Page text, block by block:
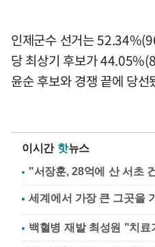
인제군수 선거는
당 최상기 후보가
윤순 후보와 경쟁 끝에 당선
이시간 핫뉴스
"서장훈, 28억에 산 서초
백혈병 재발 최성원 "치